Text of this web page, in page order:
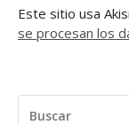
Este sitio usa
se procesan los